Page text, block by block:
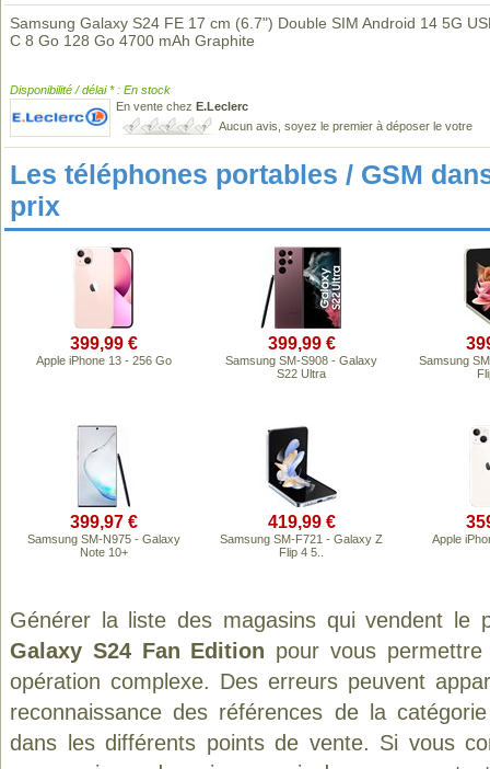
Samsung Galaxy S24 FE 17 cm (6.7") Double SIM Android 14 5G
C 8 Go 128 Go 4700 mAh Graphite
Disponibilité / délai * : En stock
En vente chez E.Leclerc
Aucun avis, soyez le premier à déposer le votre
Les téléphones portables / GSM
prix
399,99 €
Apple iPhone 13 - 256 Go
399,99 €
Samsung SM-S908 - Galaxy
S22 Ultra
Samsung
399,97 €
Samsung SM-N975 - Galaxy
Note 10+
419,99 €
Samsung SM-F721 - Galaxy Z
Flip 4 5..
Apple
Générer la liste des magasins qui vendent le
Galaxy S24 Fan Edition pour vous
opération complexe. Des erreurs peuvent
reconnaissance des références de la
dans les différents points de vente. Si vous